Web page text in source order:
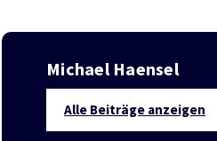
Michael Haensel
Alle Beiträge anzeigen